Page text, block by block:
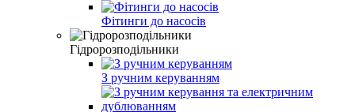
Фітинги до насосів
Гідророзподільники
З ручним керуванням